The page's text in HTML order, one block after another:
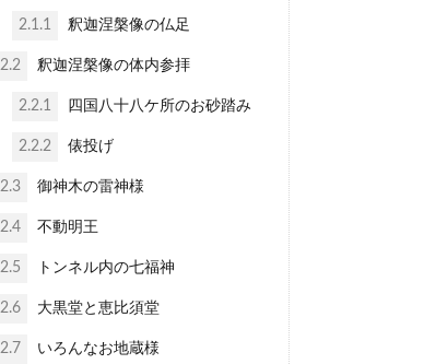
2.1.1 釈迦涅槃像の仏足
2.2 釈迦涅槃像の体内参拝
2.2.1 四国八十八ケ所のお砂踏み
2.2.2 俵投げ
2.3 御神木の雷神様
2.4 不動明王
2.5 トンネル内の七福神
2.6 大黒堂と恵比須堂
2.7 いろんなお地蔵様